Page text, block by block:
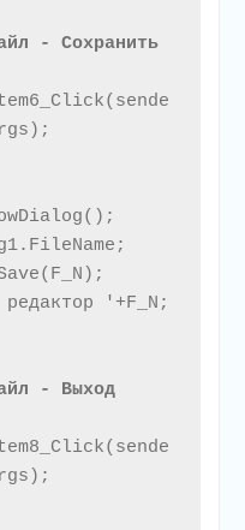
- Сохранить
- Выход